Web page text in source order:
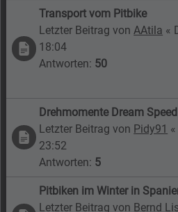
Transport vom Pitbike
Letzter Beitrag von AAtila «
18:04
Antworten: 50
Drehmomente Dream Speed
Letzter Beitrag von Pidy91 «
23:52
Antworten: 5
Pitbiken im Winter in
Letzter Beitrag von Bernd